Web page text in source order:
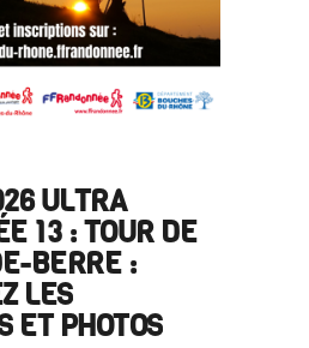
ULTRA
13 : TOUR DE
BERRE :
LES
ET PHOTOS